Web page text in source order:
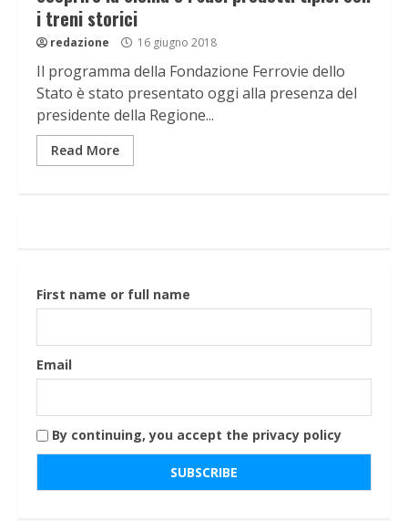
i treni storici
redazione 16 giugno 2018
Il programma della Fondazione Ferrovie dello
Stato è stato presentato oggi alla presenza del
presidente della Regione...
Read More
First name or full name
Email
By continuing, you accept the privacy policy